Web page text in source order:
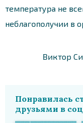
температура не
неблагополучии в
Виктор
Понравилась
друзьями в